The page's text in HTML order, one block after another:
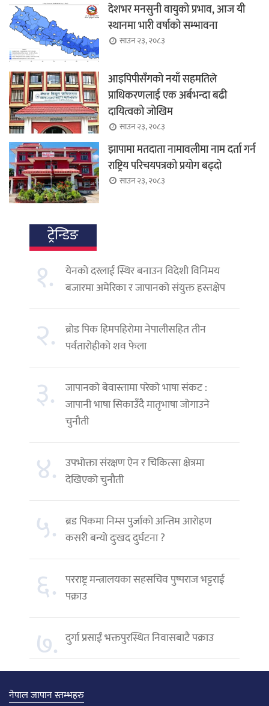
देशभर मनसुनी वायुको प्रभाव, आज यी
स्थानमा भारी वर्षाको सम्भावना
साउन २३, २०८३
आइपिपीसँगको नयाँ सहमतिले
प्राधिकरणलाई एक अर्बभन्दा बढी
दायित्वको जोखिम
साउन २३, २०८३
झापामा मतदाता नामावलीमा नाम दर्ता गर्न
राष्ट्रिय परिचयपत्रको प्रयोग बढ्दो
साउन २३, २०८३
ट्रेन्डिङ
१.
येनको दरलाई स्थिर बनाउन विदेशी विनिमय
बजारमा अमेरिका र जापानको संयुक्त हस्तक्षेप
२. ब्रोड पिक हिमपहिरोमा नेपालीसहित तीन
पर्वतारोहीको शव फेला
३.
जापानको बेवास्तामा परेको भाषा संकट :
जापानी भाषा सिकाउँदै मातृभाषा जोगाउने
चुनौती
४. उपभोक्ता संरक्षण ऐन र चिकित्सा क्षेत्रमा
देखिएको चुनौती
५. ब्रड पिकमा निम्स पुर्जाको अन्तिम आरोहण
कसरी बन्यो दुःखद दुर्घटना ?
६. परराष्ट्र मन्त्रालयका सहसचिव पुष्पराज भट्टराई
पक्राउ
७. दुर्गा प्रसाईं भक्तपुरस्थित निवासबाटै पक्राउ
नेपाल जापान स्तम्भहरु